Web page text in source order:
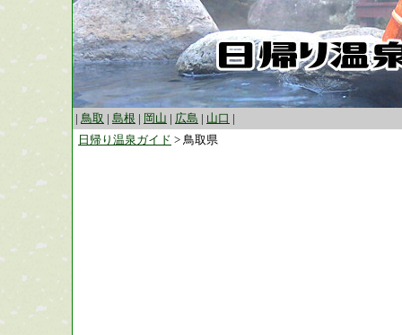
| 鳥取 | 島根 | 岡山 | 広島 | 山口 |
日帰り温泉ガイド > 鳥取県